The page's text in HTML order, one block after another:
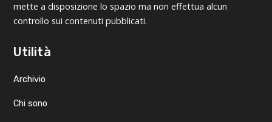
mette a disposizione lo spazio ma non effettua alcun
controllo sui contenuti pubblicati.
Utilità
Archivio
Chi sono